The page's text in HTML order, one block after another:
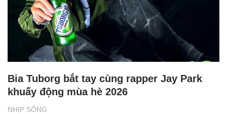
NHỊP SỐNG
Bia Tuborg bắt tay cùng rapper Jay Park
khuấy động mùa hè 2026